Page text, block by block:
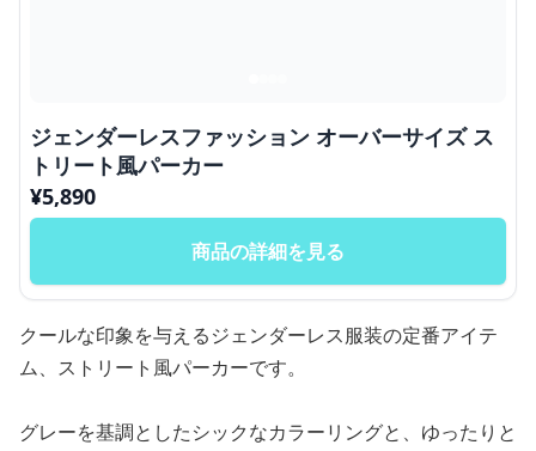
ジェンダーレスファッション オーバーサイズ ス
トリート風パーカー
¥5,890
商品の詳細を見る
クールな印象を与えるジェンダーレス服装の定番アイテ
ム、ストリート風パーカーです。
グレーを基調としたシックなカラーリングと、ゆったりと